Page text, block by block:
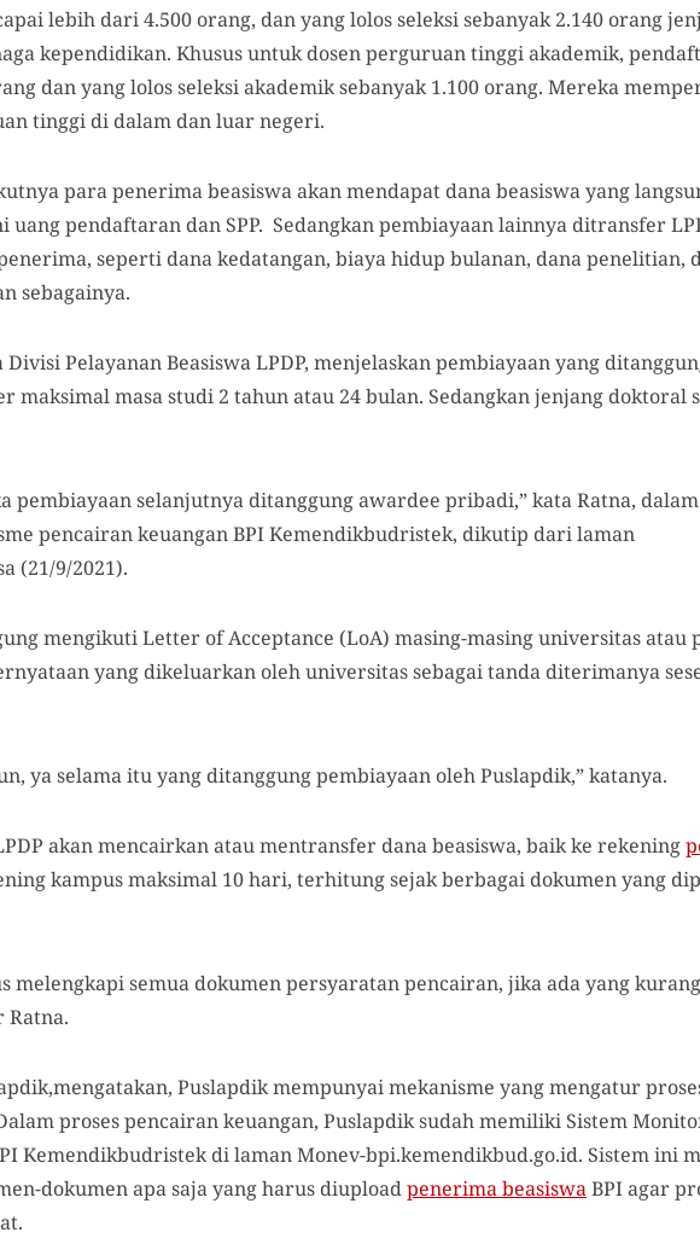
lebih dari 4.500 orang, dan yang lolos seleksi sebanyak 2.140 orang
kependidikan. Khusus untuk dosen perguruan tinggi akademik,
dan yang lolos seleksi akademik sebanyak 1.100 orang. Mereka
tinggi di dalam dan luar negeri.
para penerima beasiswa akan mendapat dana beasiswa yang
pendaftaran dan SPP. Sedangkan pembiayaan lainnya ditransfer
seperti dana kedatangan, biaya hidup bulanan, dana penelitian,
sebagainya.
Pelayanan Beasiswa LPDP, menjelaskan pembiayaan yang
maksimal masa studi 2 tahun atau 24 bulan. Sedangkan jenjang doktoral
pembiayaan selanjutnya ditanggung awardee pribadi,” kata Ratna,
pencairan keuangan BPI Kemendikbudristek, dikutip dari laman
(21/9/2021).
mengikuti Letter of Acceptance (LoA) masing-masing universitas atau
yang dikeluarkan oleh universitas sebagai tanda diterimanya
ya selama itu yang ditanggung pembiayaan oleh Puslapdik,” katanya.
akan mencairkan atau mentransfer dana beasiswa, baik ke rekening
kampus maksimal 10 hari, terhitung sejak berbagai dokumen yang
melengkapi semua dokumen persyaratan pencairan, jika ada yang
Ratna.
Puslapdik mempunyai mekanisme yang mengatur
proses pencairan keuangan, Puslapdik sudah memiliki Sistem
Kemendikbudristek di laman Monev-bpi.kemendikbud.go.id. Sistem ini
dokumen apa saja yang harus diuploadpenerima beasiswaBPI agar